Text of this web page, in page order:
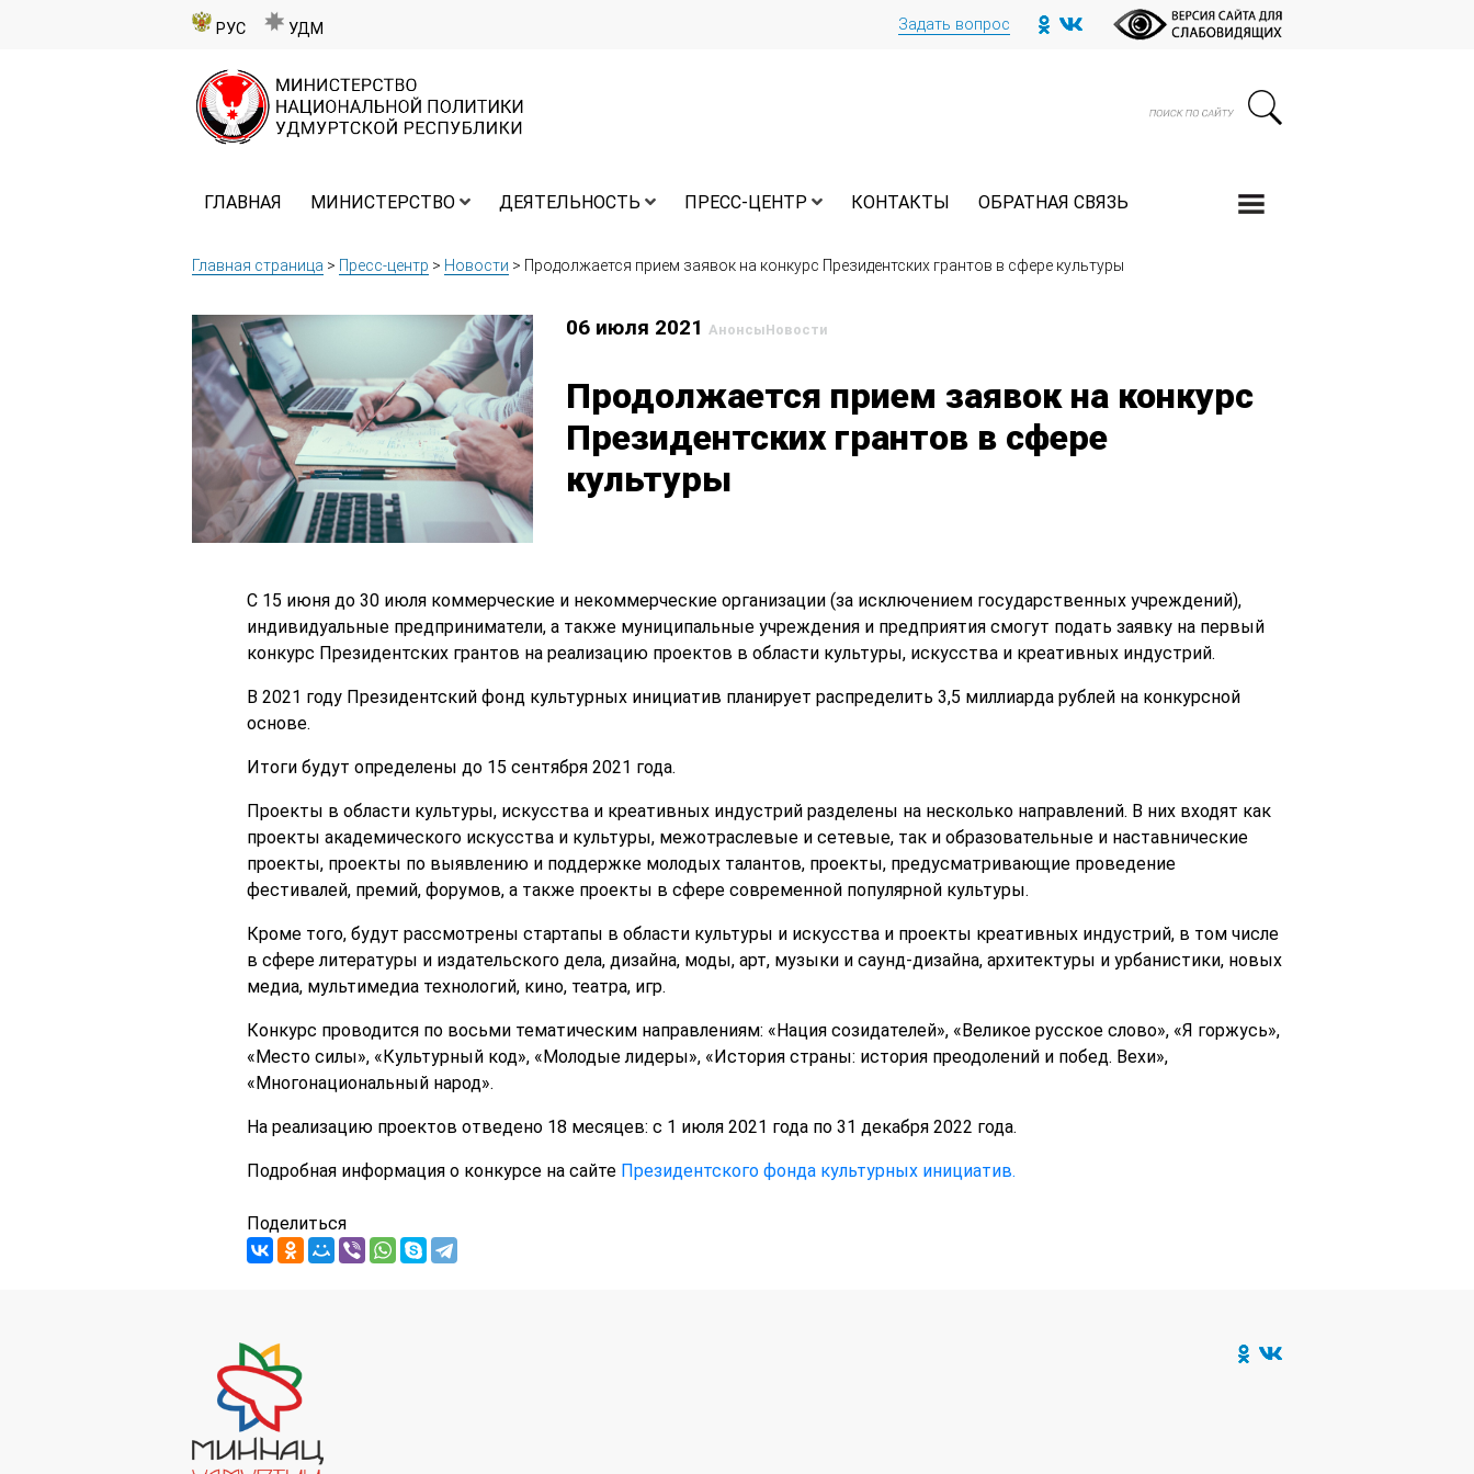
РУС УДМ Задать вопрос
ГЛАВНАЯ МИНИСТЕРСТВО ДЕЯТЕЛЬНОСТЬ ПРЕСС-ЦЕНТР КОНТАКТЫ ОБРАТНАЯ СВЯЗЬ
Главная страница > Пресс-центр > Новости > Продолжается прием заявок на конкурс Президентских грантов в сфере культуры
06 июля 2021АнонсыНовости
Продолжается прием заявок на конкурс
Президентских грантов в сфере
культуры
С 15 июня до 30 июля коммерческие и некоммерческие организации (за исключением государственных учреждений),
индивидуальные предприниматели, а также муниципальные учреждения и предприятия смогут подать заявку на первый
конкурс Президентских грантов на реализацию проектов в области культуры, искусства и креативных индустрий.
В 2021 году Президентский фонд культурных инициатив планирует распределить 3,5 миллиарда рублей на конкурсной
основе.
Итоги будут определены до 15 сентября 2021 года.
Проекты в области культуры, искусства и креативных индустрий разделены на несколько направлений. В них входят как
проекты академического искусства и культуры, межотраслевые и сетевые, так и образовательные и наставнические
проекты, проекты по выявлению и поддержке молодых талантов, проекты, предусматривающие проведение
фестивалей, премий, форумов, а также проекты в сфере современной популярной культуры.
Кроме того, будут рассмотрены стартапы в области культуры и искусства и проекты креативных индустрий, в том числе
в сфере литературы и издательского дела, дизайна, моды, арт, музыки и саунд-дизайна, архитектуры и урбанистики, новых
медиа, мультимедиа технологий, кино, театра, игр.
Конкурс проводится по восьми тематическим направлениям: «Нация созидателей», «Великое русское слово», «Я горжусь»,
«Место силы», «Культурный код», «Молодые лидеры», «История страны: история преодолений и побед. Вехи»,
«Многонациональный народ».
На реализацию проектов отведено 18 месяцев: с 1 июля 2021 года по 31 декабря 2022 года.
Подробная информация о конкурсе на сайте Президентского фонда культурных инициатив.
Поделиться